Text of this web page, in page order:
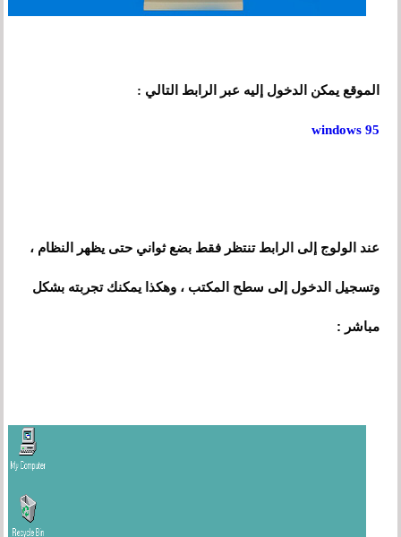
الموقع يمكن الدخول إليه عبر الرابط التالي :
windows 95
عند الولوج إلى الرابط تنتظر فقط بضع ثواني حتى يظهر النظام ،
وتسجيل الدخول إلى سطح المكتب ، وهكذا يمكنك تجربته بشكل
مباشر :